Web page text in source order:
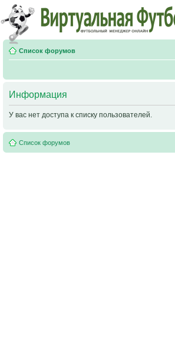
Список форумов
Информация
У вас нет доступа к списку пользователей.
Список форумов